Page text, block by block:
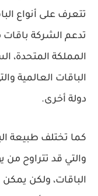
تتعرف على أنواع
تدعم الشركة
المملكة المتحدة،
دولة أخرى.
كما تختلف طبيعة
الباقات، ولكن